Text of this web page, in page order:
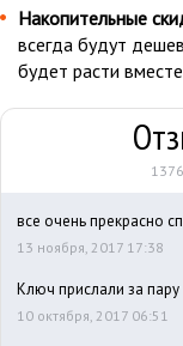
Накопительные
всегда будут
будет расти
все очень прекрасно
13 ноября, 2017 17:38
Ключ прислали за
10 октября, 2017 06:51